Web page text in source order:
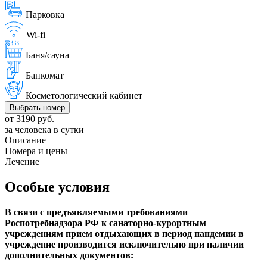
Парковка
Wi-fi
Баня/сауна
Банкомат
Косметологический кабинет
Выбрать номер
от 3190 руб.
за человека в сутки
Описание
Номера и цены
Лечение
Особые условия
В связи с предъявляемыми требованиями
Роспотребнадзора РФ к санаторно-курортным
учреждениям прием отдыхающих в период пандемии в
учреждение производится исключительно при наличии
дополнительных документов: